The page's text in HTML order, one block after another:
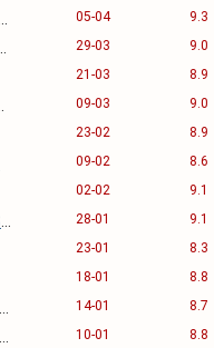
05-04 9.3
29-03 9.0
21-03 8.9
09-03 9.0
23-02 8.9
09-02 8.6
02-02 9.1
28-01 9.1
23-01 8.3
18-01 8.8
14-01 8.7
10-01 8.8